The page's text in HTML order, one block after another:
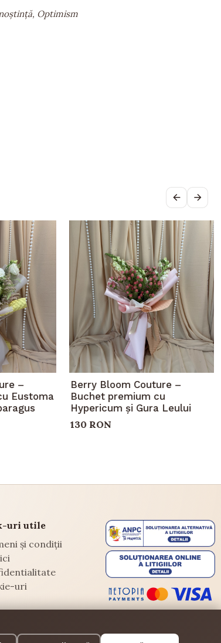
Optimism
–
Eustoma
Berry Bloom Couture –
Buchet premium cu
Hypericum și Gura Leului
130 RON
uri utile
și condiții
uri